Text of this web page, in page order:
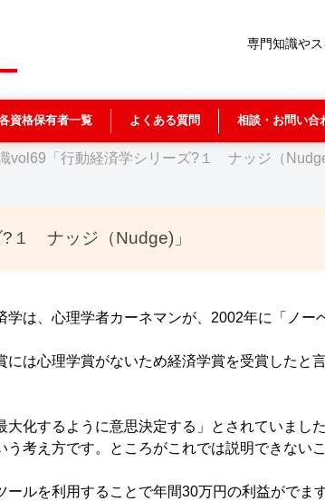
専門知識や
資格保有者一覧 よくある質問 相談・お問い合
vol69「行動経済学シリーズ?１ ナッジ（
１ ナッジ（Nudge)」
は、心理学者カーネマンが、2002年に「ノー
は心理学賞がないため経済学賞を受賞したと
化するように意思決定する」とされていまし
考え方です。ところがこれでは説明できない
ルを利用することで年間30万円の利益がでま